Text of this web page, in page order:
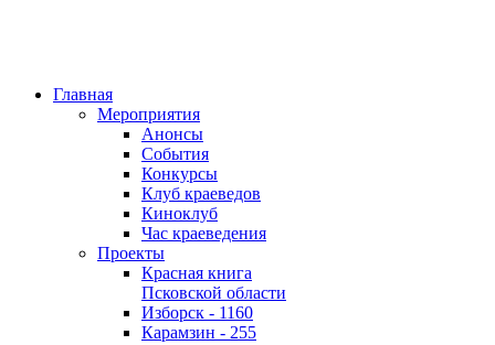
Главная
Мероприятия
Анонсы
События
Конкурсы
Клуб краеведов
Киноклуб
Час краеведения
Проекты
Красная книга
Псковской области
Изборск - 1160
Карамзин - 255